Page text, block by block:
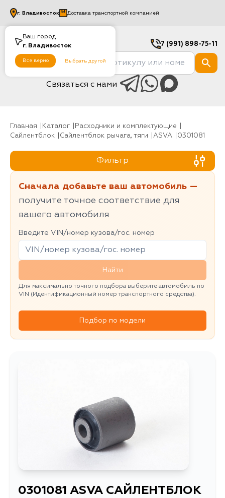
Ваш город
г. Владивосток
Все верно Выбрать другой
г. Владивосток Доставка транспортной компанией
7 (991) 898-75-11
Связаться с нами
Главная Каталог
Расходники и комплектующие
Сайлентблок
Сайлентблок рычага, тяги ASVA 0301081
Фильтр
Сначала добавьте ваш автомобиль —
получите точное соответствие для
вашего автомобиля
Введите VIN/номер кузова/гос. номер
Найти
Для максимально точного подбора выберите автомобиль по
VIN (Идентификационный номер транспортного средства).
Подбор по модели
0301081 ASVA САЙЛЕНТБЛОК